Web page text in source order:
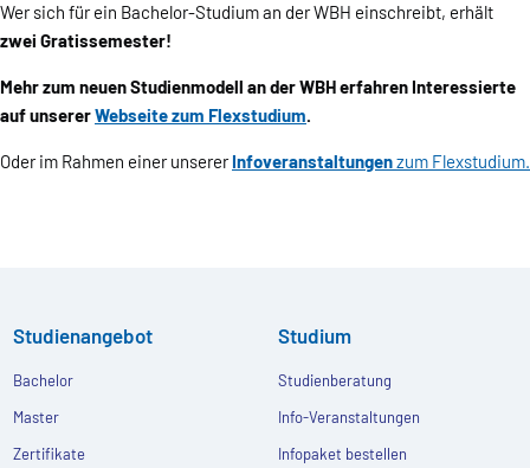
Wer sich für ein Bachelor-Studium an der WBH einschreibt, erhält
zwei Gratissemester!
Mehr zum neuen Studienmodell an der WBH erfahren Interessierte
auf unsererWebseite zum Flexstudium.
Oder im Rahmen einer unsererInfoveranstaltungenzum Flexstudium.
Studienangebot
Bachelor
Master
Zertifikate
Studium
Studienberatung
Info-Veranstaltungen
Infopaket bestellen